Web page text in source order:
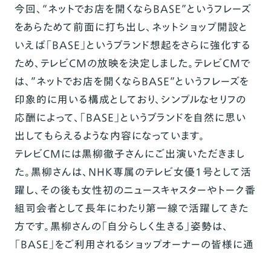
今回、“ネットでお店を開くならBASE”というフレーズ
をあらためて前面に打ち出し、ネットショップ開設と
いえば「BASE」というブランド想起をさらに強化する
ため、テレビCMの放映を決定しました。テレビCMで
は、”ネットでお店を開くならBASE”というフレーズを
印象的に用いる構成としており、シンプルなセリフの
応酬によって、「BASE」というブランドを自然に思い
出してもらえるような内容になっています。
テレビCMには黒柳徹子さんにご出演いただきまし
た。黒柳さんは、NHK専属のテレビ女優１号として活
躍し、その後も女性初のニュースキャスターやトーク番
組司会者として長年にわたり第一線で活躍してきた
方です。黒柳さんの「自分らしく生きる」姿勢は、
「BASE」をご利用されるショップオーナーの皆様に通